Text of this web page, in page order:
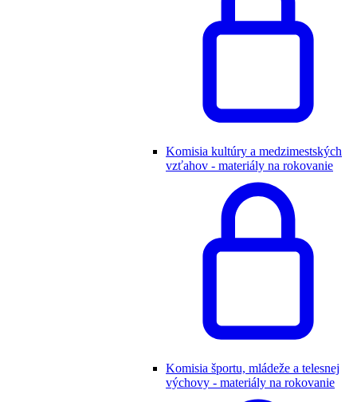
Komisia kultúry a medzimestských
vzťahov - materiály na rokovanie
Komisia športu, mládeže a telesnej
výchovy - materiály na rokovanie